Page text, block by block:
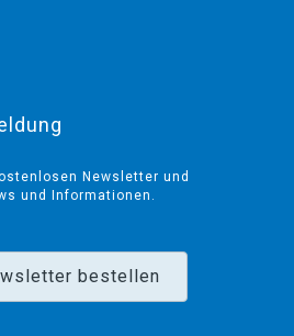
Newsletter und
und Informationen.
bestellen